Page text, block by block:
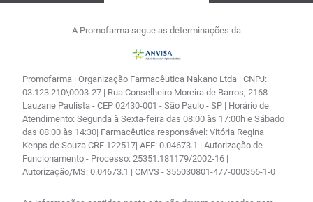
A Promofarma segue as determinações da
Promofarma | Organização Farmacêutica Nakano Ltda | CNPJ:
03.123.210\0003-27 | Rua Conselheiro Moreira de Barros, 2168 -
Lauzane Paulista - CEP 02430-001 - São Paulo - SP | Horário de
Atendimento: Segunda à Sexta-feira das 08:00 às 17:00h e Sábado
das 08:00 às 14:30| Farmacêutica responsável: Vitória Regina
Kenps de Souza CRF 122517| AFE: 0.04673.1 | Autorização de
Funcionamento - Processo: 25351.181179/2002-16 |
Autorização/MS: 0.04673.1 | CMVS - 355030801-477-000356-1-0